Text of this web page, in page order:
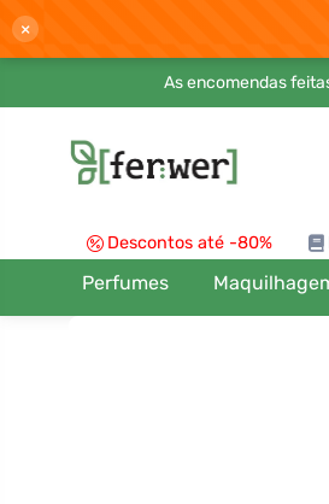
×
As encomendas
Descontos até -80%
Perfumes